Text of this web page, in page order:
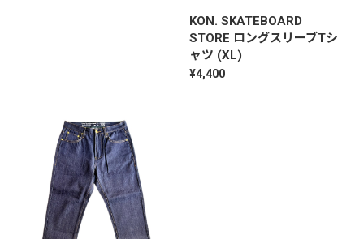
KON. SKATEBOARD
STORE ロングスリーブTシ
ャツ (XL)
¥4,400